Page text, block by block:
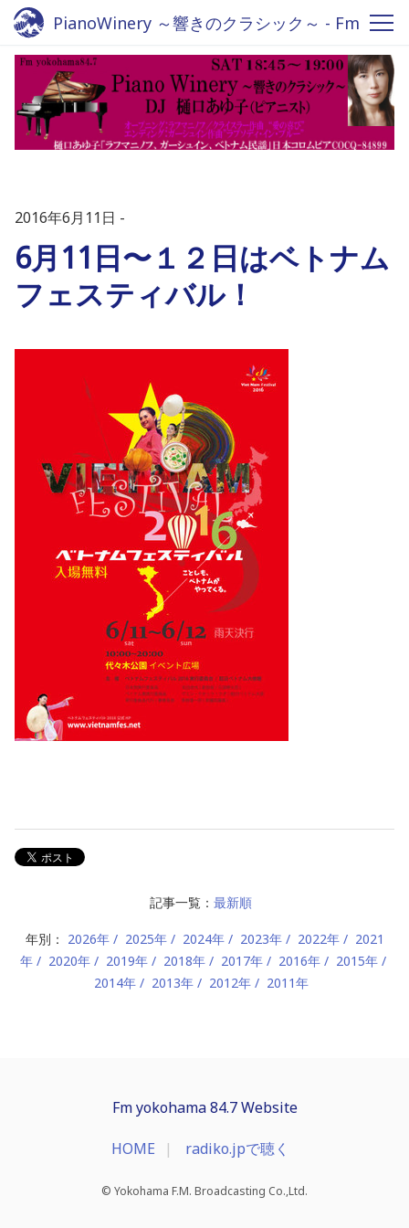
PianoWinery ～響きのクラシック～ - Fm
yokohama 84.7
2016年6月11日
6月11日〜１２日はベトナム
フェスティバル！
記事一覧： 最新順
年別： 2026年 2025年 2024年 2023年 2022年
2021
年
2020年 2019年 2018年 2017年 2016年
2015年
2014年
2013年 2012年 2011年
Fm yokohama 84.7 Website
HOME radiko.jpで聴く
© Yokohama F.M. Broadcasting Co.,Ltd.